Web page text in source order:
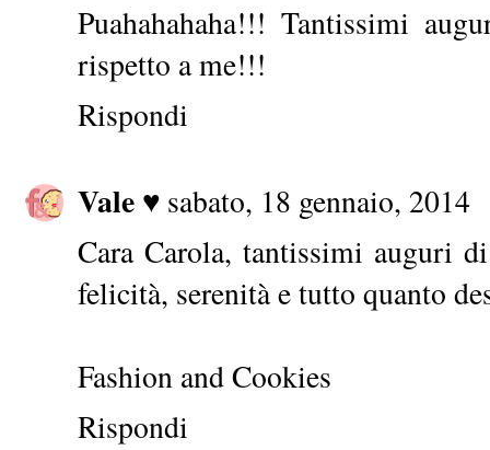
Puahahahaha!!! Tantissimi
rispetto a me!!!
Rispondi
Vale ♥ sabato, 18 gennaio, 2014
Cara Carola, tantissimi auguri
felicità, serenità e tutto quanto
Fashion and Cookies
Rispondi